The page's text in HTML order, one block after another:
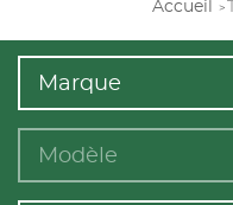
Accueil
Marque
Modèle